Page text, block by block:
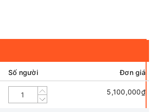
Số người Đơn giá
5,100,000₫